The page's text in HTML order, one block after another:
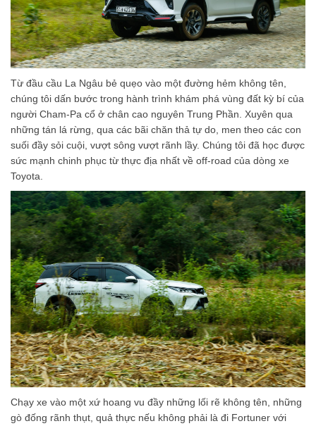
Từ đầu cầu La Ngâu bẻ quẹo vào một đường hẻm không tên,
chúng tôi dấn bước trong hành trình khám phá vùng đất kỳ bí của
người Cham-Pa cổ ở chân cao nguyên Trung Phần. Xuyên qua
những tán lá rừng, qua các bãi chăn thả tự do, men theo các con
suối đầy sỏi cuội, vượt sông vượt rãnh lầy. Chúng tôi đã học được
sức mạnh chinh phục từ thực địa nhất về off-road của dòng xe
Toyota.
Chạy xe vào một xứ hoang vu đầy những lối rẽ không tên, những
gò đống rãnh thụt, quả thực nếu không phải là đi Fortuner với